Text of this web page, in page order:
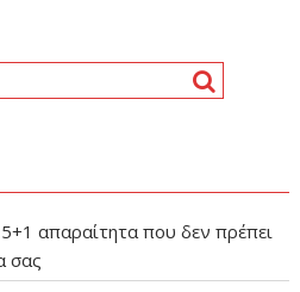
απαραίτητα που δεν πρέπει
σας